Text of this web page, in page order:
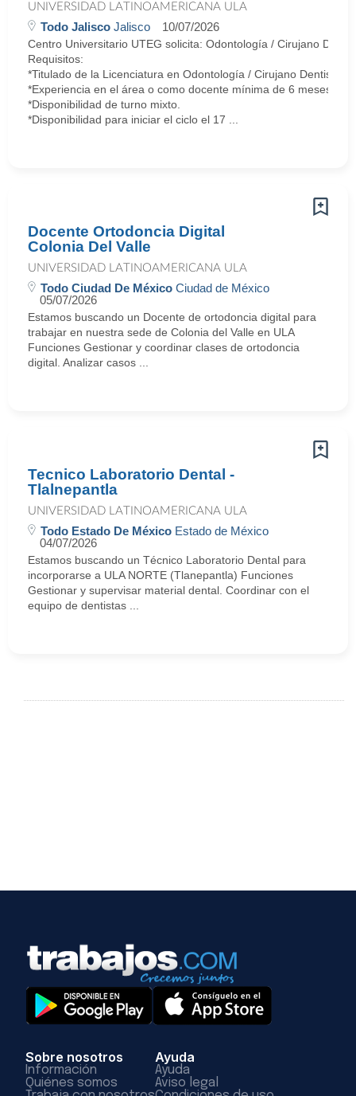
UNIVERSIDAD LATINOAMERICANA ULA
Todo Jalisco Jalisco 10/07/2026
Centro Universitario UTEG solicita: Odontología / Cirujano
Requisitos:
*Titulado de la Licenciatura en Odontología / Cirujano Dentista.
*Experiencia en el área o como docente mínima de 6 meses.
*Disponibilidad de turno mixto.
*Disponibilidad para iniciar el ciclo el 17 ...
Docente Ortodoncia Digital
Colonia Del Valle
UNIVERSIDAD LATINOAMERICANA ULA
Todo Ciudad De México Ciudad de México
05/07/2026
Estamos buscando un Docente de ortodoncia digital para
trabajar en nuestra sede de Colonia del Valle en ULA
Funciones Gestionar y coordinar clases de ortodoncia
digital. Analizar casos ...
Tecnico Laboratorio Dental -
Tlalnepantla
UNIVERSIDAD LATINOAMERICANA ULA
Todo Estado De México Estado de México
04/07/2026
Estamos buscando un Técnico Laboratorio Dental para
incorporarse a ULA NORTE (Tlanepantla) Funciones
Gestionar y supervisar material dental. Coordinar con el
equipo de dentistas ...
Sobre nosotros
Información
Quiénes somos
Ayuda
Ayuda
Aviso legal